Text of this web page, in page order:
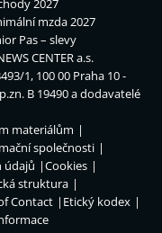
mzda 2027
Pas – slevy
CENTER a.s.
1, 100 00 Praha 10 -
B 19490 a dodavatelé
materiálům
společnosti
údajů
Cookies
struktura
Contact
Etický kodex